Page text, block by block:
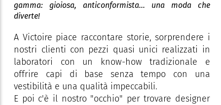
gamma: gioiosa, anticonformista... una moda che
diverte!
A Victoire piace raccontare storie, sorprendere i
nostri clienti con pezzi quasi unici realizzati in
laboratori con un know-how tradizionale e
offrire capi di base senza tempo con una
vestibilità e una qualità impeccabili.
E poi c'è il nostro "occhio" per trovare designer